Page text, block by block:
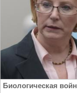
Биологическая